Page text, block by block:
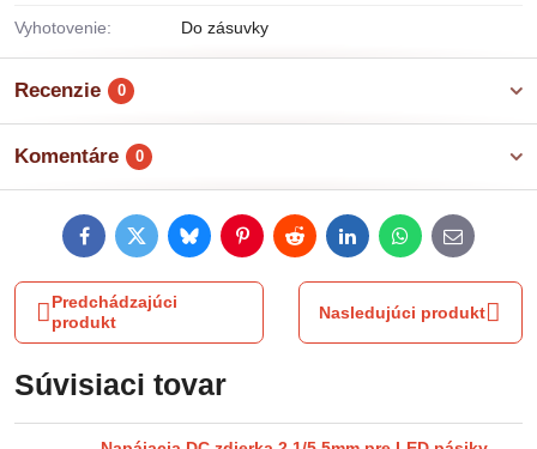
Vyhotovenie: Do zásuvky
Recenzie 0
Komentáre 0
FacebookTwitterBlueskyPinterestRedditLinkedInWhatsApp
E-
mail
Predchádzajúci
produkt
Nasledujúci produkt
Súvisiaci tovar